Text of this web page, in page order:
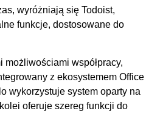
wyróżniają się Todoist,
funkcje, dostosowane do
współpracy,
z ekosystemem Office
wykorzystuje system oparty na
oferuje szereg funkcji do